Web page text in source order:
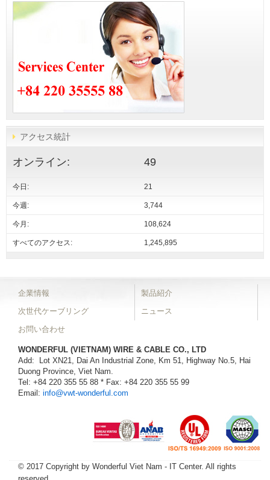
アクセス統計
オンライン: 49
今日: 21
今週: 3,744
今月: 108,624
すべてのアクセス: 1,245,895
企業情報
製品紹介
次世代ケーブリング
ニュース
お問い合わせ
WONDERFUL (VIETNAM) WIRE & CABLE CO., LTD
Add: Lot XN21, Dai An Industrial Zone, Km 51, Highway No.5, Hai
Duong Province, Viet Nam.
Tel: +84 220 355 55 88 * Fax: +84 220 355 55 99
Email: info@vwt-wonderful.com
© 2017 Copyright by Wonderful Viet Nam - IT Center. All rights